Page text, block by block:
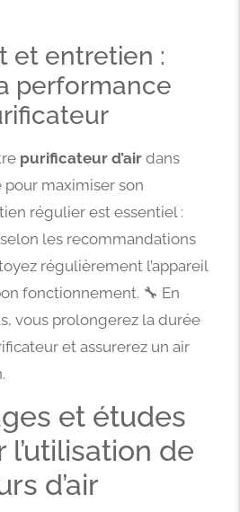
et entretien :
performance
purificateur d’air dans
maximiser son
régulier est essentiel :
les recommandations
régulièrement l’appareil
fonctionnement. 🔧 En
vous prolongerez la durée
et assurerez un air
et études
l’utilisation de
d’air